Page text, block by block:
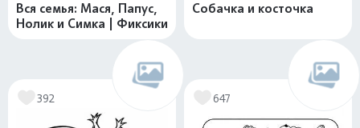
Вся семья: Мася, Папус,
Нолик и Симка | Фиксики
Собачка и косточка
392 647